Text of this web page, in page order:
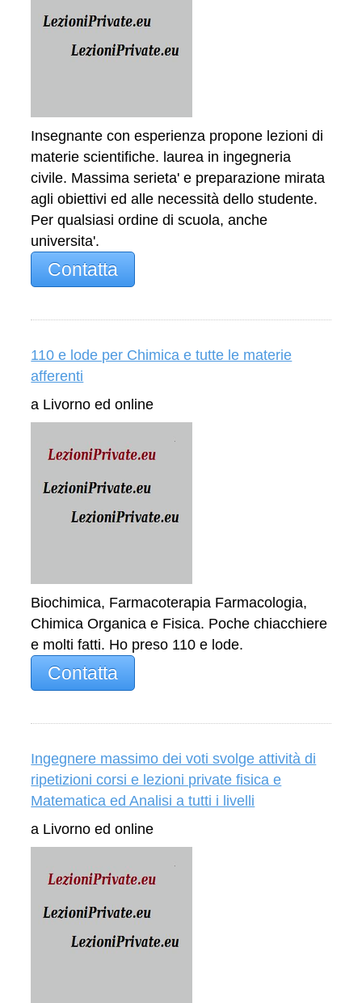
Insegnante con esperienza propone lezioni di
materie scientifiche. laurea in ingegneria
civile. Massima serieta' e preparazione mirata
agli obiettivi ed alle necessità dello studente.
Per qualsiasi ordine di scuola, anche
universita'.
Contatta
110 e lode per Chimica e tutte le materie
afferenti
a Livorno ed online
Biochimica, Farmacoterapia Farmacologia,
Chimica Organica e Fisica. Poche chiacchiere
e molti fatti. Ho preso 110 e lode.
Contatta
Ingegnere massimo dei voti svolge attività di
ripetizioni corsi e lezioni private fisica e
Matematica ed Analisi a tutti i livelli
a Livorno ed online